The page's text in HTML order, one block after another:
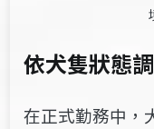
依犬隻狀態
在正式勤務中，